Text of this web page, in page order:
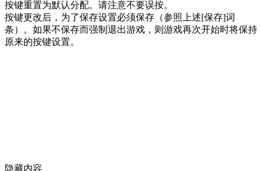
按键重置为默认分配。请注意不要误按。
按键更改后，为了保存设置必须保存（参照上述[保存]词
条）。如果不保存而强制退出游戏，则游戏再次开始时将保持
原来的按键设置。
隐藏内容